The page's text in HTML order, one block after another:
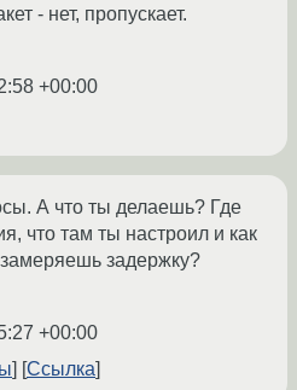
- нет, пропускает.
+00:00
А что ты делаешь? Где
что там ты настроил и как
задержку?
+00:00
Ссылка